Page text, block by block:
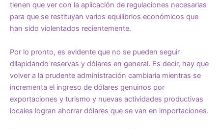
tienen que ver con la aplicación de regulaciones necesarias
para que se restituyan varios equilibrios económicos que
han sido violentados recientemente.
Por lo pronto, es evidente que no se pueden seguir
dilapidando reservas y dólares en general. Es decir, hay que
volver a la prudente administración cambiaria mientras se
incrementa el ingreso de dólares genuinos por
exportaciones y turismo y nuevas actividades productivas
locales logran ahorrar dólares que se van en importaciones.